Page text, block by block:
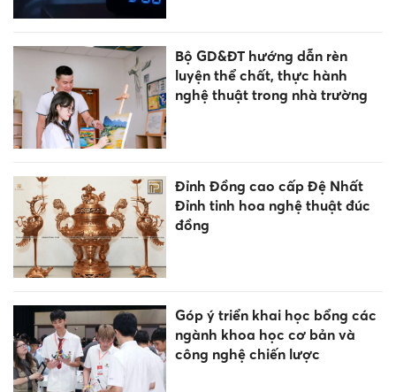
Bộ GD&ĐT hướng dẫn rèn
luyện thể chất, thực hành
nghệ thuật trong nhà trường
Đỉnh Đồng cao cấp Đệ Nhất
Đỉnh tinh hoa nghệ thuật đúc
đồng
Góp ý triển khai học bổng các
ngành khoa học cơ bản và
công nghệ chiến lược